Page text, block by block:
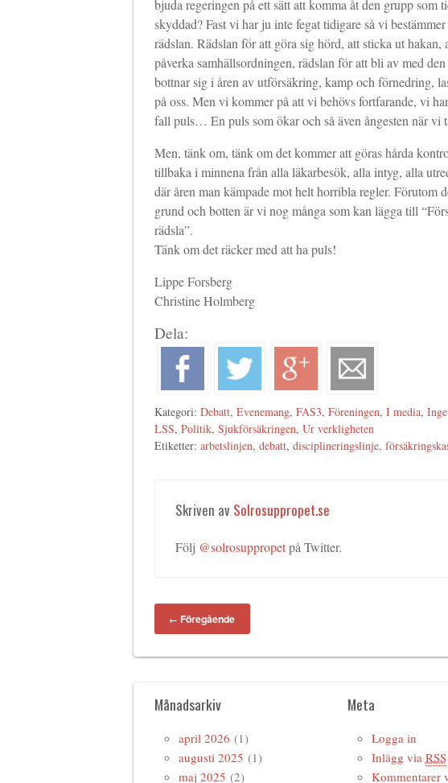
bjuda regeringen på ett sätt att komma åt den grupp
skyddad? Fast vi har ju inte fegat tidigare så vi
rädslan. Rädslan för att göra sig hörd, att sticka ut
påverka samhällsordningen, rädslan för att bli av med
bottnar sig i åren av utförsäkring, kamp och förnedring,
på oss. Men vi kommer på att vi behövs fortfarande, vi
fall puls… En puls som ökar och så även ångesten när vi
Men, tänk om, tänk om det kommer att göras hårda
tillbaka i minnena från alla läkarbesök, alla intyg, alla
där åren man kämpade mot helt horribla regler. Förutom
grund och botten är vi nog många som kan lägga till
rädsla”.
Tänk om det räcker med att ha puls!
Lippe Forsberg
Christine Holmberg
Dela:
Kategori: Debatt, Evenemang, FAS3, Föreningen, I media,
LSS, Politik, Sjukförsäkringen, Ur verkligheten
Etiketter: arbetslinjen, debatt, disciplineringslinje,
Skriven av Solrosuppropet.se
Följ @solrosuppropetpå Twitter.
← Föregående
Månadsarkiv
april 2026 (1)
augusti 2025 (1)
maj 2025 (2)
Meta
Logga in
Inlägg via RSS
Kommentarer